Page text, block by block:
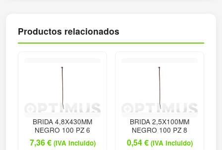
Productos relacionados
BRIDA 4,8X430MM
NEGRO 100 PZ 6
7,36€ (IVA incluido)
BRIDA 2,5X100MM
NEGRO 100 PZ 8
0,54€ (IVA incluido)